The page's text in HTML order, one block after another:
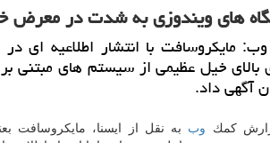
های ویندوزی به شدت در معرض
مایكروسافت با انتشار اطلاعیه ای
بالای خیل عظیمی از سیستم های مبتنی
آگهی داد.
كمك وب به نقل از ایسنا، مایكروسافت